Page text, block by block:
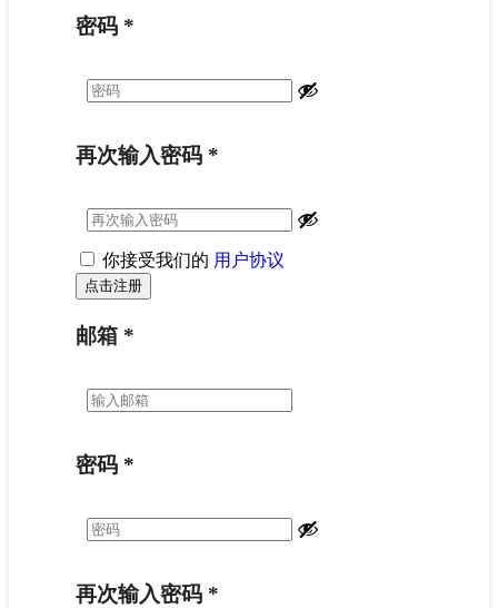
密码 *
再次输入密码 *
你接受我们的 用户协议
邮箱 *
密码 *
再次输入密码 *